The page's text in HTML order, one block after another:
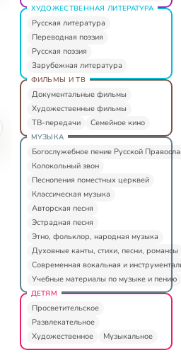
ХУДОЖЕСТВЕННАЯ ЛИТЕРАТУРА
Русская литература
Переводная поэзия
Русская поэзия
Зарубежная литература
ФИЛЬМЫ И ТВ
Документальные фильмы
Художественные фильмы
ТВ-передачи
Семейное кино
МУЗЫКА
Богослужебное пение Русской
Колокольный звон
Песнопения поместных церквей
Классическая музыка
Авторская песня
Эстрадная песня
Этно, фольклор, народная музыка
Духовные канты, стихи, песни, романсы
Современная вокальная и
Учебные материалы по музыке и пению
ДЕТЯМ
Просветительское
Развлекательное
Художественное
Музыкальное